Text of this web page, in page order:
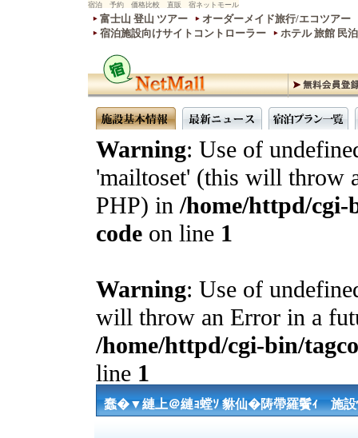
宿泊 予約 価格比較 直販 宿ネットモール
富士山 登山 ツアー
オーダーメイド旅行/エコツアー
宿泊施設向けサイトコントローラー
ホテル 旅館 民
Warning: Use of
'mailtoset' (this will throw
PHP) in/home/httpd/cgi-
code on line 1
Warning: Use of
will throw an Error in a
/home/httpd/cgi-bin/
line 1
蠢�▼縺上＠縺ｮ螳ｿ 貅仙�陦帶羅鬢ｨ 施設